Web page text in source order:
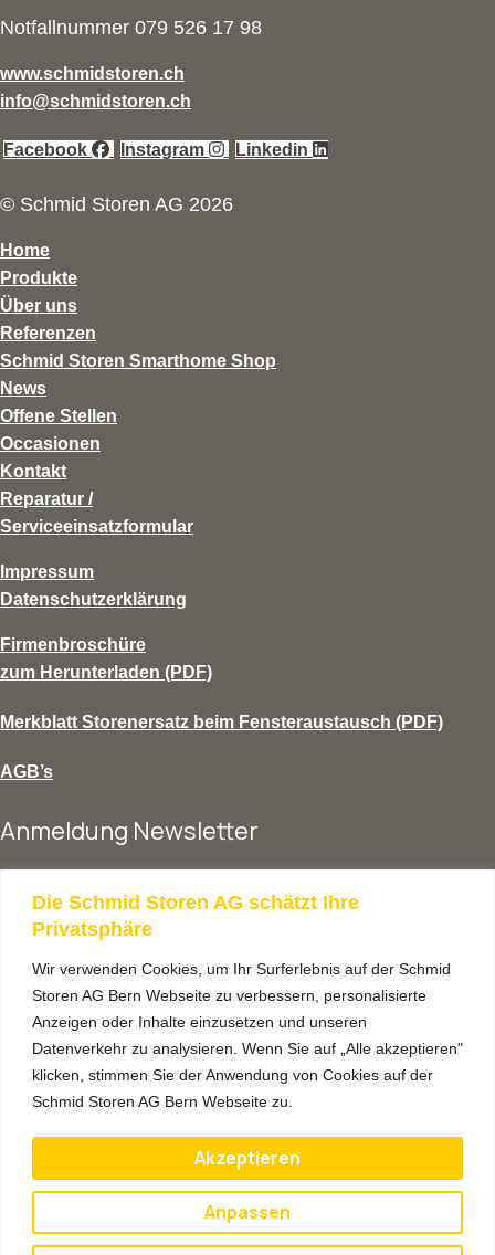
Die Schmid Storen AG schätzt Ihre
Privatsphäre
Wir verwenden Cookies, um Ihr Surferlebnis auf der Schmid
Storen AG Bern Webseite zu verbessern, personalisierte
Anzeigen oder Inhalte einzusetzen und unseren
Datenverkehr zu analysieren. Wenn Sie auf „Alle akzeptieren"
klicken, stimmen Sie der Anwendung von Cookies auf der
Schmid Storen AG Bern Webseite zu.
Anpassen
Akzeptieren
Notfallnummer 079 526 17 98
www.schmidstoren.ch
info@schmidstoren.ch
Facebook Instagram Linkedin
© Schmid Storen AG 2026
Home
Produkte
Über uns
Referenzen
Schmid Storen Smarthome Shop
News
Offene Stellen
Occasionen
Kontakt
Reparatur /
Serviceeinsatzformular
Impressum
Datenschutzerklärung
Firmenbroschüre
zum Herunterladen (PDF)
Merkblatt Storenersatz beim Fensteraustausch (PDF)
AGB’s
Anmeldung Newsletter
vorname
nachname
lhre email adresse
Anmelden